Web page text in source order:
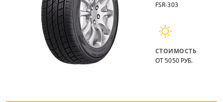
FSR-303
СТОИМОСТЬ
ОТ 5050 РУБ.